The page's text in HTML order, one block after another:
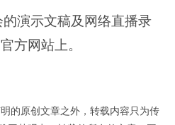
演示文稿及网络直播录
方网站上。
的原创文章之外，转载内容只为传